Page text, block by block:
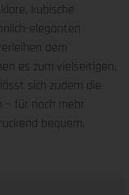
kubische
eleganten
dem
es zum vielseitigen,
sich zudem die
– für noch mehr
bequem.